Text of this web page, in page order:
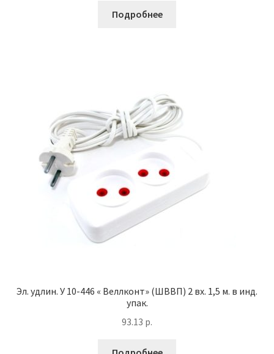
Подробнее
Эл. удлин. У 10-446 « Веллконт» (ШВВП) 2 вх. 1,5 м. в инд.
упак.
93.13 р.